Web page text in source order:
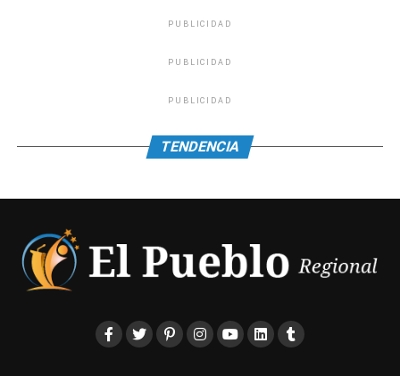
PUBLICIDAD
PUBLICIDAD
PUBLICIDAD
TENDENCIA